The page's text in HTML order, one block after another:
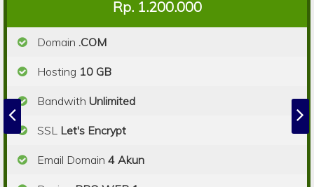
Rp. 1.200.000
Domain .COM
Hosting 10 GB
Bandwith Unlimited
SSL Let's Encrypt
Email Domain 4 Akun